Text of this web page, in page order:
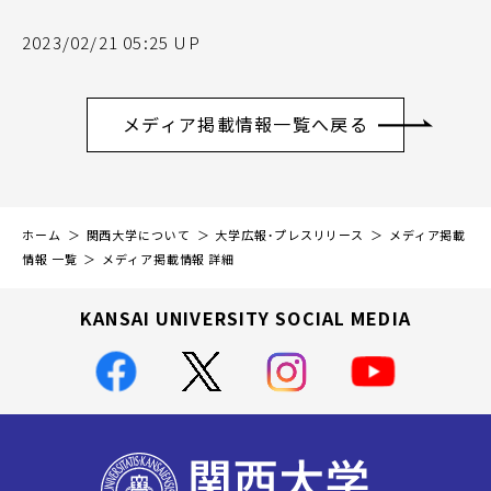
2023/02/21 05:25 UP
メディア掲載情報一覧へ戻る
ホーム 関西大学について 大学広報・プレスリリース
メディア掲載
情報 一覧
メディア掲載情報 詳細
KANSAI UNIVERSITY SOCIAL MEDIA